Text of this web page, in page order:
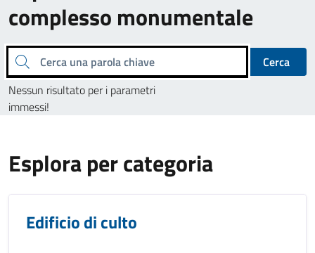
complesso monumentale
Cerca una parola chiave
Cerca
Nessun risultato per i parametri
immessi!
Esplora per categoria
Edificio di culto